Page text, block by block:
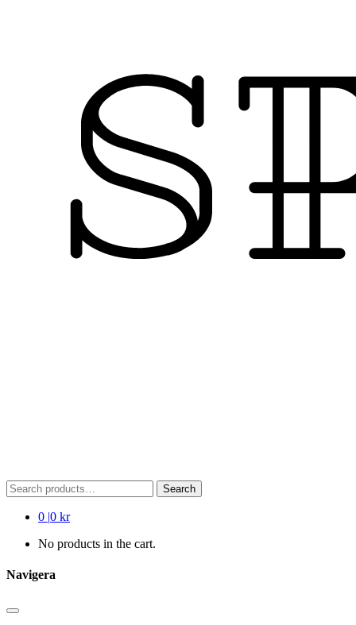
Search
for:
Search
0 |0 kr
No products in the cart.
Navigera